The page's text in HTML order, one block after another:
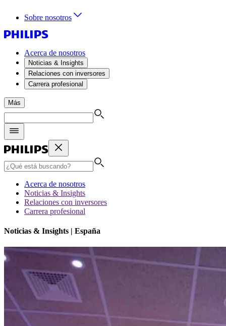
Sobre nosotros
Acerca de nosotros
Noticias & Insights
Relaciones con inversores
Carrera profesional
Más
Acerca de nosotros
Noticias & Insights
Relaciones con inversores
Carrera profesional
Noticias & Insights | España